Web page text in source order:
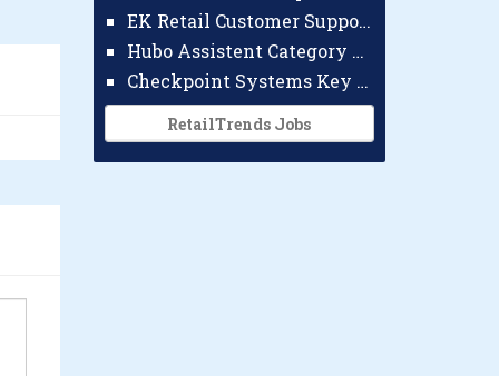
EK Retail Customer Support Omnichannel
Hubo Assistent Category Manager
Checkpoint Systems Key Accountmanager Benelux
RetailTrends Jobs